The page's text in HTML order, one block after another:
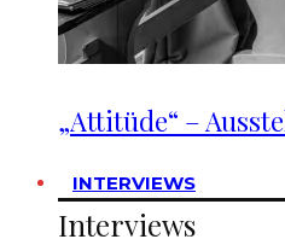
„Attitüde“ –
INTERVIEWS
Interviews